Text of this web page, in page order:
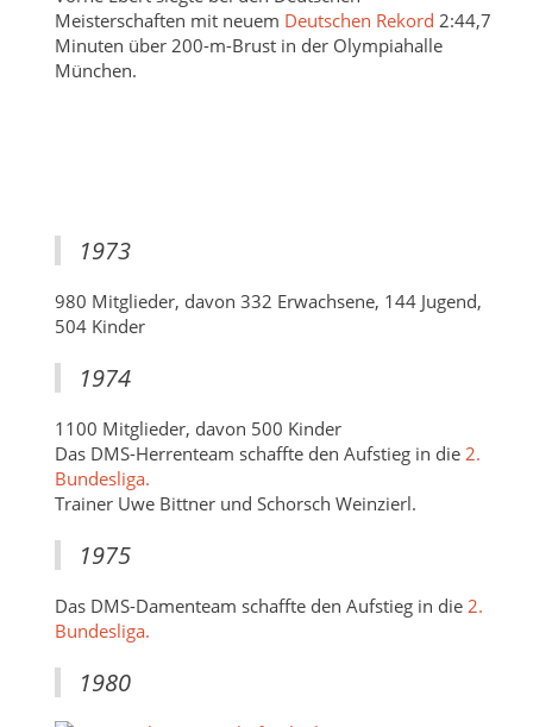
Meisterschaften mit neuem Deutschen Rekord 2:44,7
Minuten über 200-m-Brust in der Olympiahalle
München.
1973
980 Mitglieder, davon 332 Erwachsene, 144 Jugend,
504 Kinder
1974
1100 Mitglieder, davon 500 Kinder
Das DMS-Herrenteam schaffte den Aufstieg in die 2.
Bundesliga.
Trainer Uwe Bittner und Schorsch Weinzierl.
1975
Das DMS-Damenteam schaffte den Aufstieg in die 2.
Bundesliga.
1980